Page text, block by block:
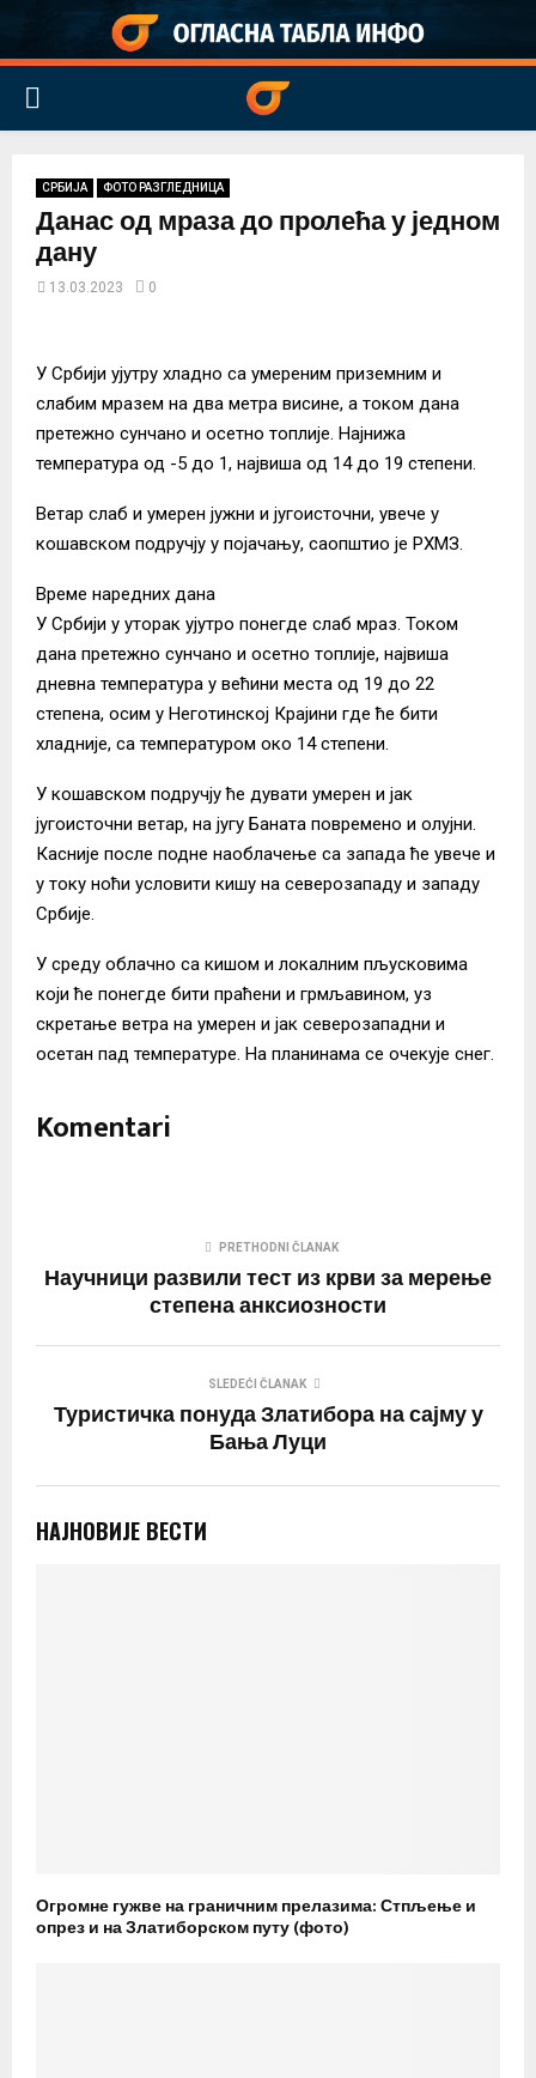
PRIMARY
СРБИЈА ФОТО РАЗГЛЕДНИЦА
Данас од мраза до пролећа у једном
дану
13.03.2023 0
У Србији ујутру хладно са умереним приземним и
слабим мразем на два метра висине, а током дана
претежно сунчано и осетно топлије. Најнижа
температура од -5 до 1, највиша од 14 до 19 степени.
Ветар слаб и умерен јужни и југоисточни, увече у
кошавском подручју у појачању, саопштио је РХМЗ.
Време наредних дана
У Србији у уторак ујутро понегде слаб мраз. Током
дана претежно сунчано и осетно топлије, највиша
дневна температура у већини места од 19 до 22
степена, осим у Неготинској Крајини где ће бити
хладније, са температуром око 14 степени.
У кошавском подручју ће дувати умерен и јак
југоисточни ветар, на југу Баната повремено и олујни.
Касније после подне наоблачење са запада ће увече и
у току ноћи условити кишу на северозападу и западу
Србије.
У среду облачно са кишом и локалним пљусковима
који ће понегде бити праћени и грмљавином, уз
скретање ветра на умерен и јак северозападни и
осетан пад температуре. На планинама се очекује снег.
Komentari
PRETHODNI ČLANAK
Научници развили тест из крви за мерење
степена анксиозности
SLEDEĆI ČLANAK
Туристичка понуда Златибора на сајму у
Бања Луци
НАЈНОВИЈЕ ВЕСТИ
Огромне гужве на граничним прелазима: Стпљење и
опрез и на Златиборском путу (фото)